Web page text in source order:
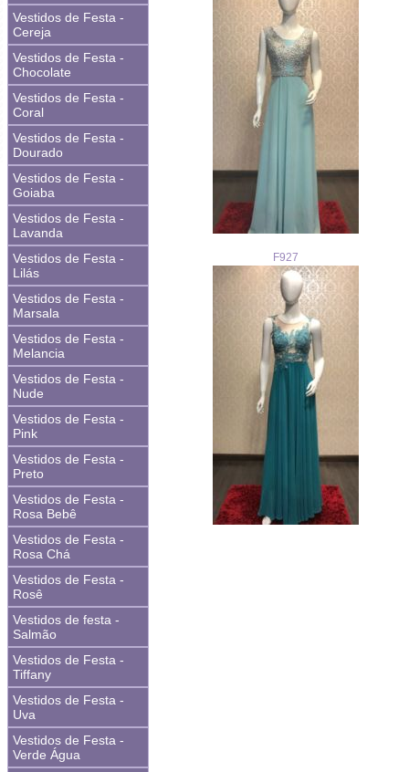
Vestidos de Festa -
Cereja
Vestidos de Festa -
Chocolate
Vestidos de Festa -
Coral
Vestidos de Festa -
Dourado
Vestidos de Festa -
Goiaba
Vestidos de Festa -
Lavanda
Vestidos de Festa -
Lilás
Vestidos de Festa -
Marsala
Vestidos de Festa -
Melancia
Vestidos de Festa -
Nude
Vestidos de Festa -
Pink
Vestidos de Festa -
Preto
Vestidos de Festa -
Rosa Bebê
Vestidos de Festa -
Rosa Chá
Vestidos de Festa -
Rosê
Vestidos de festa -
Salmão
Vestidos de Festa -
Tiffany
Vestidos de Festa -
Uva
Vestidos de Festa -
Verde Água
F927